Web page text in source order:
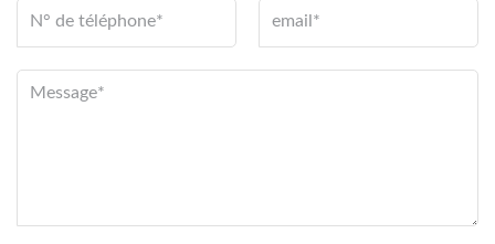
N° de téléphone* email*
Message*